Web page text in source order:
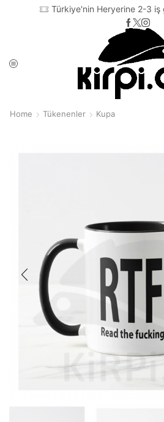
Türkiye'nin Heryerine 2-3
Home Tükenenler Kupa